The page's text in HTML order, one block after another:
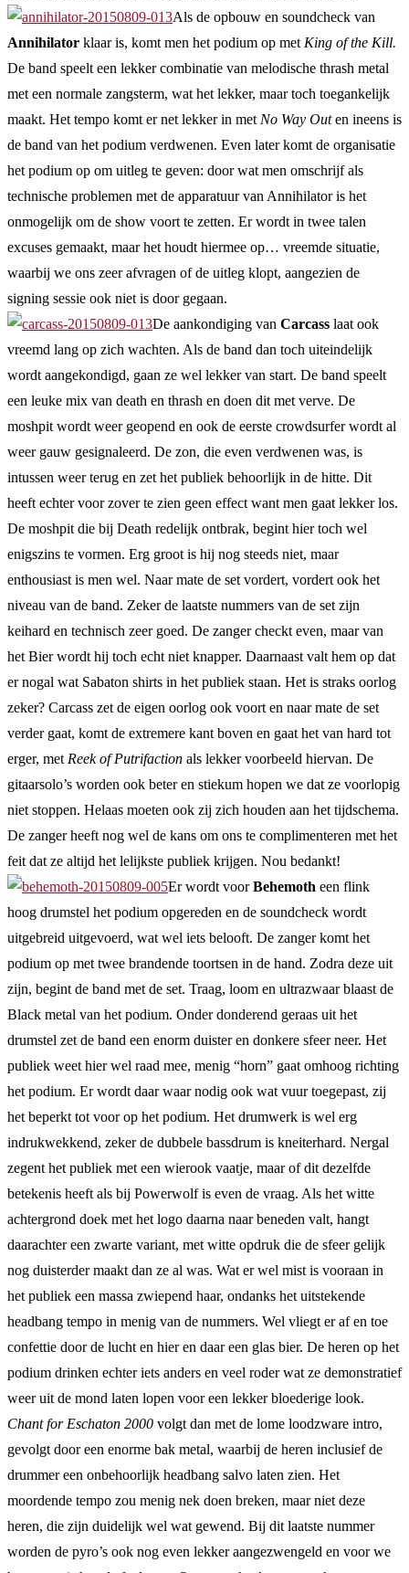
Als de opbouw en soundcheck van
Annihilator klaar is, komt men het podium op met King of the Kill.
De band speelt een lekker combinatie van melodische thrash metal
met een normale zangsterm, wat het lekker, maar toch toegankelijk
maakt. Het tempo komt er net lekker in met No Way Outen ineens is
de band van het podium verdwenen. Even later komt de organisatie
het podium op om uitleg te geven: door wat men omschrijf als
technische problemen met de apparatuur van Annihilator is het
onmogelijk om de show voort te zetten. Er wordt in twee talen
excuses gemaakt, maar het houdt hiermee op… vreemde situatie,
waarbij we ons zeer afvragen of de uitleg klopt, aangezien de
signing sessie ook niet is door gegaan.
De aankondiging van Carcass laat ook
vreemd lang op zich wachten. Als de band dan toch uiteindelijk
wordt aangekondigd, gaan ze wel lekker van start. De band speelt
een leuke mix van death en thrash en doen dit met verve. De
moshpit wordt weer geopend en ook de eerste crowdsurfer wordt al
weer gauw gesignaleerd. De zon, die even verdwenen was, is
intussen weer terug en zet het publiek behoorlijk in de hitte. Dit
heeft echter voor zover te zien geen effect want men gaat lekker los.
De moshpit die bij Death redelijk ontbrak, begint hier toch wel
enigszins te vormen. Erg groot is hij nog steeds niet, maar
enthousiast is men wel. Naar mate de set vordert, vordert ook het
niveau van de band. Zeker de laatste nummers van de set zijn
keihard en technisch zeer goed. De zanger checkt even, maar van
het Bier wordt hij toch echt niet knapper. Daarnaast valt hem op dat
er nogal wat Sabaton shirts in het publiek staan. Het is straks oorlog
zeker? Carcass zet de eigen oorlog ook voort en naar mate de set
verder gaat, komt de extremere kant boven en gaat het van hard tot
erger, met Reek of Putrifaction als lekker voorbeeld hiervan. De
gitaarsolo’s worden ook beter en stiekum hopen we dat ze voorlopig
niet stoppen. Helaas moeten ook zij zich houden aan het tijdschema.
De zanger heeft nog wel de kans om ons te complimenteren met het
feit dat ze altijd het lelijkste publiek krijgen. Nou bedankt!
Er wordt voorBehemoth een flink
hoog drumstel het podium opgereden en de soundcheck wordt
uitgebreid uitgevoerd, wat wel iets belooft. De zanger komt het
podium op met twee brandende toortsen in de hand. Zodra deze uit
zijn, begint de band met de set. Traag, loom en ultrazwaar blaast de
Black metal van het podium. Onder donderend geraas uit het
drumstel zet de band een enorm duister en donkere sfeer neer. Het
publiek weet hier wel raad mee, menig “horn” gaat omhoog richting
het podium. Er wordt daar waar nodig ook wat vuur toegepast, zij
het beperkt tot voor op het podium. Het drumwerk is wel erg
indrukwekkend, zeker de dubbele bassdrum is kneiterhard. Nergal
zegent het publiek met een wierook vaatje, maar of dit dezelfde
betekenis heeft als bij Powerwolf is even de vraag. Als het witte
achtergrond doek met het logo daarna naar beneden valt, hangt
daarachter een zwarte variant, met witte opdruk die de sfeer gelijk
nog duisterder maakt dan ze al was. Wat er wel mist is vooraan in
het publiek een massa zwiepend haar, ondanks het uitstekende
headbang tempo in menig van de nummers. Wel vliegt er af en toe
confettie door de lucht en hier en daar een glas bier. De heren op het
podium drinken echter iets anders en veel roder wat ze demonstratief
weer uit de mond laten lopen voor een lekker bloederige look.
Chant for Eschaton 2000 volgt dan met de lome loodzware intro,
gevolgt door een enorme bak metal, waarbij de heren inclusief de
drummer een onbehoorlijk headbang salvo laten zien. Het
moordende tempo zou menig nek doen breken, maar niet deze
heren, die zijn duidelijk wel wat gewend. Bij dit laatste nummer
worden de pyro’s ook nog even lekker aangezwengeld en voor we